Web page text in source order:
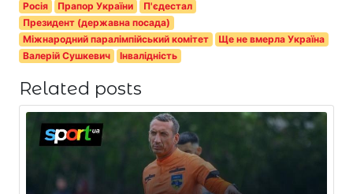
Росія Прапор України
П'єдестал
Президент (державна посада)
Міжнародний паралімпійський комітет
Ще не вмерла Україна
Валерій Сушкевич
Інвалідність
Related posts